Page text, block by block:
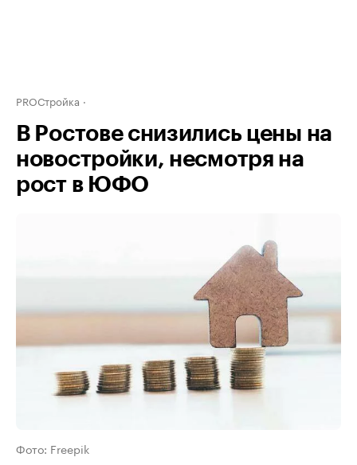
PROСтройка
В Ростове снизились цены на
новостройки, несмотря на
рост в ЮФО
Фото: Freepik